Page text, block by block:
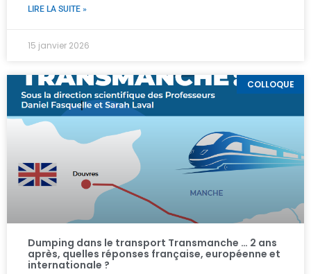
LIRE LA SUITE »
15 janvier 2026
COLLOQUE
Dumping dans le transport Transmanche … 2 ans
après, quelles réponses française, européenne et
internationale ?